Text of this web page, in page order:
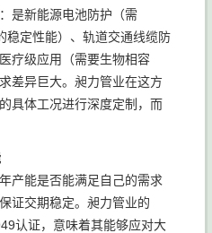
是新能源电池防护（需
定性能）、轨道交通线缆防
疗级应用（需要生物相容
差异巨大。昶力管业在这方
具体工况进行深度定制，而
产能是否能满足自己的需求
证交期稳定。昶力管业的
认证，意味着其能够应对大